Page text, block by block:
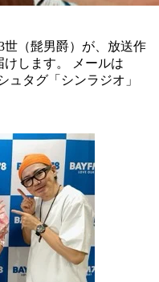
世（髭男爵）が、放送作
します。 メールは
ュタグ「シンラジオ」